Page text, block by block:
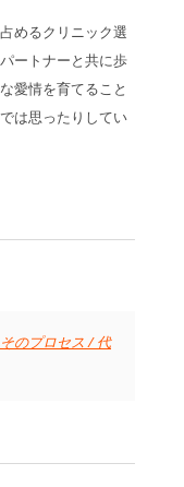
めるクリニック選
ートナーと共に歩
愛情を育てること
は思ったりしてい
のプロセス / 代